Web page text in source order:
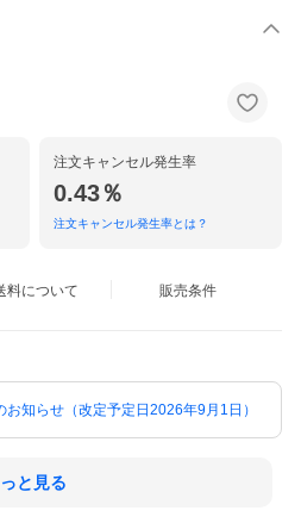
注文キャンセル発生率
0.43％
注文キャンセル発生率とは？
料について 販売条件
お知らせ（改定予定日2026年9月1日）
と見る